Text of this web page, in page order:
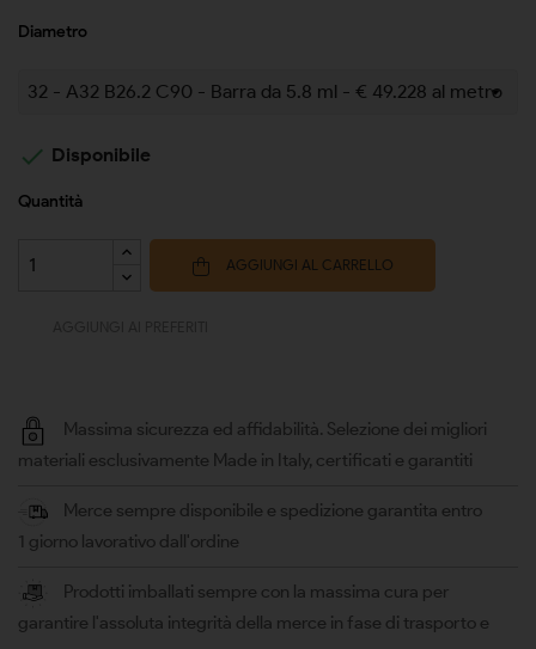
Diametro
 Disponibile
Quantità
AGGIUNGI AL CARRELLO
Massima sicurezza ed affidabilità. Selezione dei migliori
materiali esclusivamente Made in Italy, certificati e garantiti
Merce sempre disponibile e spedizione garantita entro
1 giorno lavorativo dall'ordine
Prodotti imballati sempre con la massima cura per
garantire l'assoluta integrità della merce in fase di trasporto e